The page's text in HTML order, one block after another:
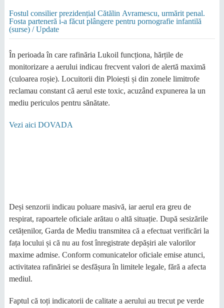
Fostul consilier prezidențial Cătălin Avramescu, urmărit penal.
Fosta parteneră i-a făcut plângere pentru pornografie infantilă
(surse) / Update
În perioada în care rafinăria Lukoil funcționa, hărțile de
monitorizare a aerului indicau frecvent valori de alertă maximă
(culoarea roșie). Locuitorii din Ploiești și din zonele limitrofe
reclamau constant că aerul este toxic, acuzând expunerea la un
mediu periculos pentru sănătate.
Vezi aici DOVADA
Deși senzorii indicau poluare masivă, iar aerul era greu de
respirat, rapoartele oficiale arătau o altă situație. După sesizările
cetățenilor, Garda de Mediu transmitea că a efectuat verificări la
fața locului și că nu au fost înregistrate depășiri ale valorilor
maxime admise. Conform comunicatelor oficiale emise atunci,
activitatea rafinăriei se desfășura în limitele legale, fără a afecta
mediul.
​Faptul că toți indicatorii de calitate a aerului au trecut pe verde